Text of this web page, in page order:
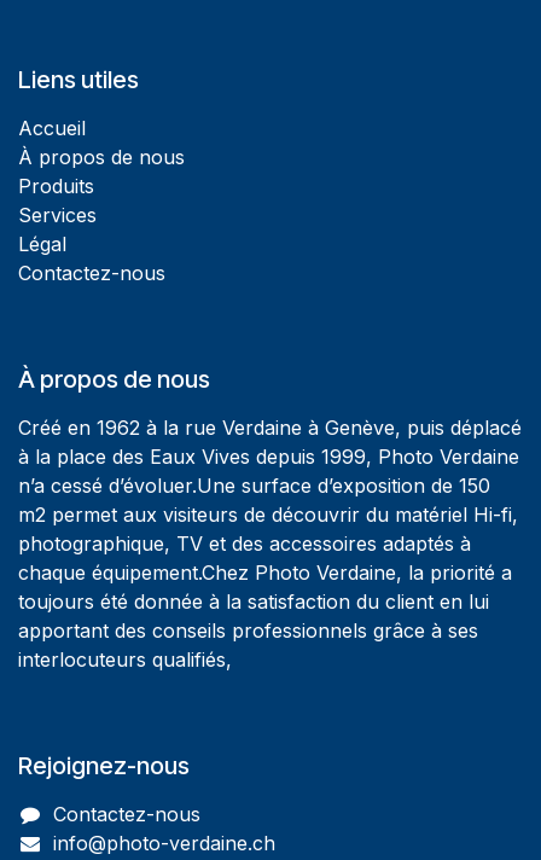
Liens utiles
Accueil
À propos de nous
Produits
Services
Légal
Contactez-nous
À propos de nous
Créé en 1962 à la rue Verdaine à Genève, puis déplacé
à la place des Eaux Vives depuis 1999, Photo Verdaine
n’a cessé d’évoluer.Une surface d’exposition de 150
m2 permet aux visiteurs de découvrir du matériel Hi-fi,
photographique, TV et des accessoires adaptés à
chaque équipement.Chez Photo Verdaine, la priorité a
toujours été donnée à la satisfaction du client en lui
apportant des conseils professionnels grâce à ses
interlocuteurs qualifiés,
Rejoignez-nous
Contactez-nous
info@photo-verdaine.ch​